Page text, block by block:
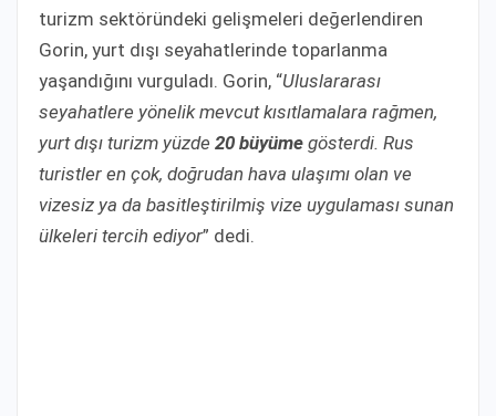
turizm sektöründeki gelişmeleri değerlendiren
Gorin, yurt dışı seyahatlerinde toparlanma
yaşandığını vurguladı. Gorin, “Uluslararası
seyahatlere yönelik mevcut kısıtlamalara rağmen,
yurt dışı turizm yüzde 20 büyüme gösterdi. Rus
turistler en çok, doğrudan hava ulaşımı olan ve
vizesiz ya da basitleştirilmiş vize uygulaması sunan
ülkeleri tercih ediyor” dedi.